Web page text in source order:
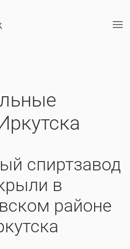
спиртзавод
в
районе